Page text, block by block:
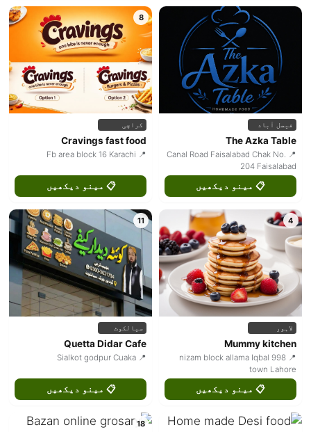
فیصل آباد
The Azka Table
📍 Canal Road Faisalabad Chak No.
204 Faisalabad
📋 مینو دیکھیں
8
کراچی
Cravings fast food
📍 Fb area block 16 Karachi
📋 مینو دیکھیں
4
لاہور
Mummy kitchen
📍 998 nizam block allama Iqbal
town Lahore
📋 مینو دیکھیں
11
سیالکوٹ
Quetta Didar Cafe
📍 Sialkot godpur Cuaka
📋 مینو دیکھیں
18